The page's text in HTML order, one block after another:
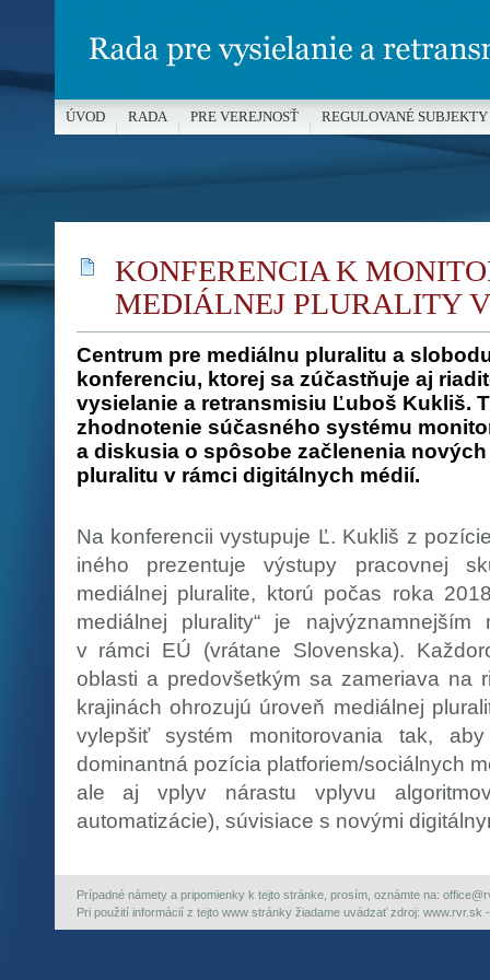
KONFERENCIA K
MEDIÁLNEJ PLURALITY
Centrum pre mediálnu pluralitu a
konferenciu, ktorej sa zúčastňuje aj
vysielanie a retransmisiu Ľuboš Kukliš.
zhodnotenie súčasného systému
a diskusia o spôsobe začlenenia
pluralitu v rámci digitálnych médií.
Na konferencii vystupuje Ľ. Kukliš z
iného prezentuje výstupy pracovnej
mediálnej pluralite, ktorú počas roka
mediálnej plurality“ je najvýznamnejším
v rámci EÚ (vrátane Slovenska).
oblasti a predovšetkým sa zameriava na
krajinách ohrozujú úroveň mediálnej
vylepšiť systém monitorovania tak,
dominantná pozícia platforiem/sociálnych
ale aj vplyv nárastu vplyvu
automatizácie), súvisiace s novými
Prípadné námety a pripomienky k tejto stránke, prosím, oznámte na:
Pri použití informácií z tejto www stránky žiadame uvádzať zdroj: www.rvr.sk
ÚVOD RADA PRE VEREJNOSŤ REGULOVANÉ SUBJEKTY